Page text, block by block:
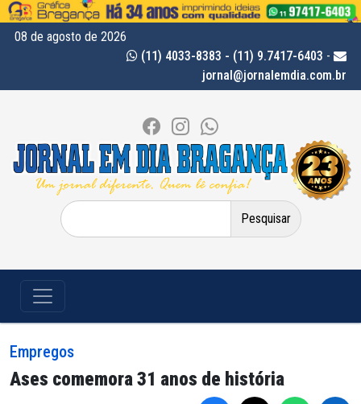
08 de agosto de 2026
(11) 4033-8383 - (11) 9.7417-6403 -
jornal@jornalemdia.com.br
Pesquisar
por:
Empregos
Ases comemora 31 anos de história